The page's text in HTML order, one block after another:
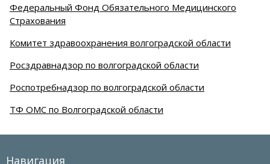
Федеральный Фонд Обязательного Медицинского
Страхования
Комитет здравоохранения волгоградской области
Росздравнадзор по волгоградской области
Роспотребнадзор по волгоградской области
ТФ ОМС по Волгоградской области
Навигация